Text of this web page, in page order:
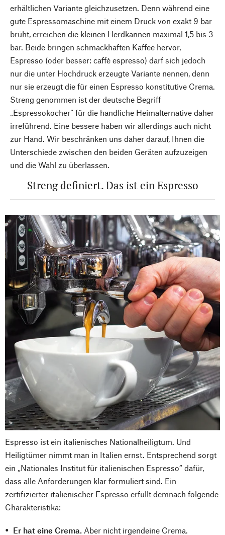
erhältlichen Variante gleichzusetzen. Denn während eine
gute Espressomaschine mit einem Druck von exakt 9 bar
brüht, erreichen die kleinen Herdkannen maximal 1,5 bis 3
bar. Beide bringen schmackhaften Kaffee hervor,
Espresso (oder besser: caffè espresso) darf sich jedoch
nur die unter Hochdruck erzeugte Variante nennen, denn
nur sie erzeugt die für einen Espresso konstitutive Crema.
Streng genommen ist der deutsche Begriff
„Espressokocher“ für die handliche Heimalternative daher
irreführend. Eine bessere haben wir allerdings auch nicht
zur Hand. Wir beschränken uns daher darauf, Ihnen die
Unterschiede zwischen den beiden Geräten aufzuzeigen
und die Wahl zu überlassen.
Streng definiert. Das ist ein Espresso
Espresso ist ein italienisches Nationalheiligtum. Und
Heiligtümer nimmt man in Italien ernst. Entsprechend sorgt
ein „Nationales Institut für italienischen Espresso“ dafür,
dass alle Anforderungen klar formuliert sind. Ein
zertifizierter italienischer Espresso erfüllt demnach folgende
Charakteristika:
Er hat eine Crema. Aber nicht irgendeine Crema.